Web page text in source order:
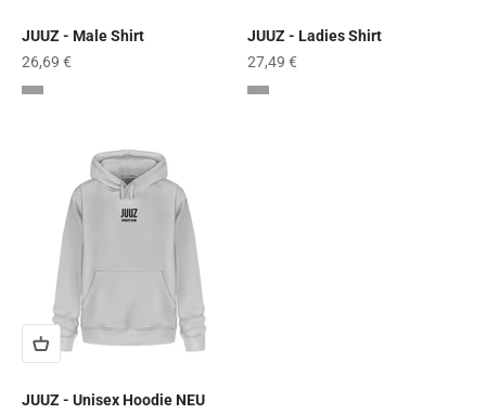
JUUZ - Male Shirt
Angebot
26,69 €
JUUZ - Ladies Shirt
Angebot
27,49 €
JUUZ - Unisex Hoodie NEU